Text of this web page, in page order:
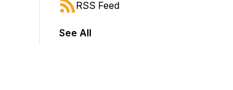
shift to jump forward or backward.
RSS Feed
See All